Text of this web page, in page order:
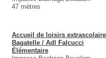
47 mètres
Accueil de loisirs extrascolaire
Bagatelle / Adl Falcucci
Élémentaire